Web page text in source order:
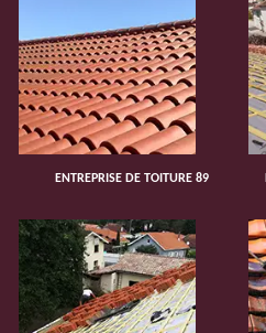
ENTREPRISE DE TOITURE 89